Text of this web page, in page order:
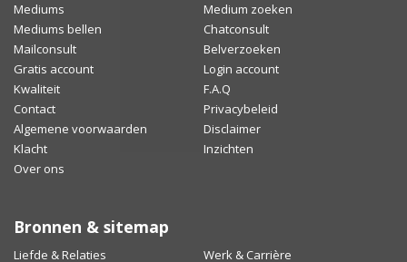
Mediums
Medium zoeken
Mediums bellen
Chatconsult
Mailconsult
Belverzoeken
Gratis account
Login account
Kwaliteit
F.A.Q
Contact
Privacybeleid
Algemene voorwaarden
Disclaimer
Klacht
Inzichten
Over ons
Bronnen & sitemap
Liefde & Relaties Werk & Carrière